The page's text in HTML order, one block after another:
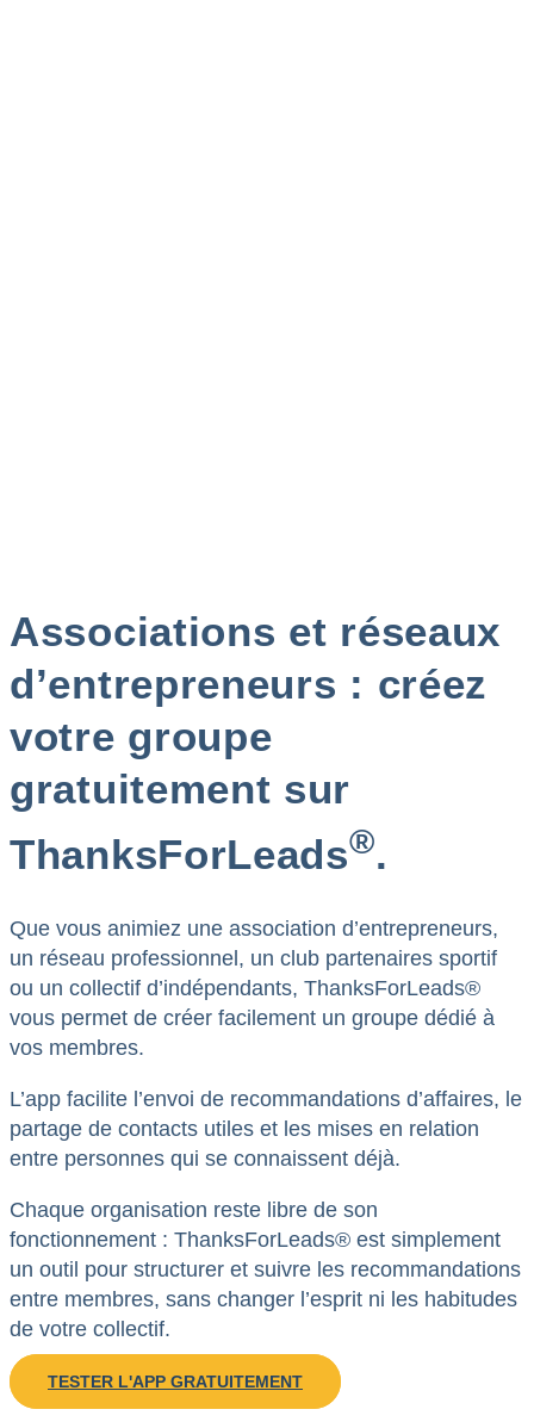
Associations et réseaux
d’entrepreneurs : créez
votre groupe
gratuitement sur
ThanksForLeads®.
Que vous animiez une association d’entrepreneurs,
un réseau professionnel, un club partenaires sportif
ou un collectif d’indépendants, ThanksForLeads®
vous permet de créer facilement un groupe dédié à
vos membres.
L’app facilite l’envoi de recommandations d’affaires, le
partage de contacts utiles et les mises en relation
entre personnes qui se connaissent déjà.
Chaque organisation reste libre de son
fonctionnement : ThanksForLeads® est simplement
un outil pour structurer et suivre les recommandations
entre membres, sans changer l’esprit ni les habitudes
de votre collectif.
TESTER L'APP GRATUITEMENT